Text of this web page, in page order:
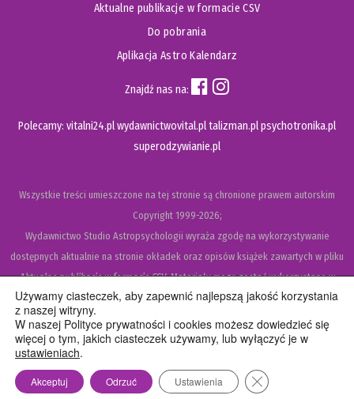
Aktualne publikacje w formacie CSV
Do pobrania
Aplikacja Astro Kalendarz
Znajdź nas na:
Polecamy: vitalni24.plwydawnictwovital.pltalizman.plpsychotronika.pl
superodzywianie.pl
Wszystkie treści umieszczone na tej stronie są chronione prawem autorskim
Copyright1999-2026;
Wydawnictwo Studio Astropsychologii wyraża zgodę na wykorzystywanie
dostępnych aktualnie na stronie okładek oraz opisów książek zawartych w pliku
Aktualne publikacje w formacie CSV. Materiały mogą zostać wykorzystane w
recenzjach książek, katalogach internetowych, bibliotecznych (OPAC) oraz
materiałach promujących legalną dystrybucję książek. Usunięcie materiału z ww.
strony internetowej, równoznaczne jest z cofnięciem udzielonej zgody.
Używamy ciasteczek, aby zapewnić najlepszą jakość korzystania
z naszej witryny.
W naszej Polityce prywatności i cookies możesz dowiedzieć się
więcej o tym, jakich ciasteczek używamy, lub wyłączyć je w
ustawieniach.
Akceptuj Odrzuć Ustawienia Zamknij panel